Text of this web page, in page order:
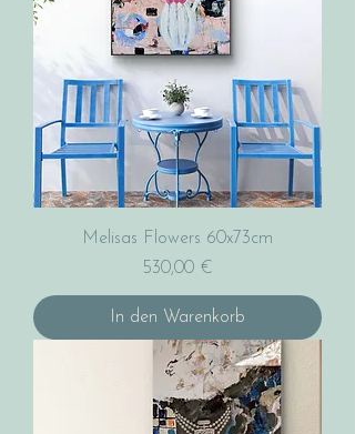
Melisas Flowers 60x73cm
Preis
530,00 €
In den Warenkorb